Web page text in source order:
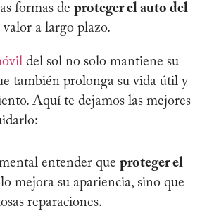
formas de proteger el auto del
a largo plazo.
del sol no solo mantiene su
también prolonga su vida útil y
Aquí te dejamos las mejores
entender que proteger el
mejora su apariencia, sino que
reparaciones.